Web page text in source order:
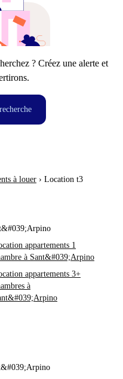
? Créez une alerte et
à louer › Location t3
appartements 1
à Sant&#039;Arpino
appartements 3+
à